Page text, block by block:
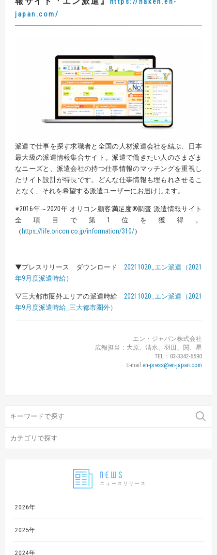
ニュースリリース
2026年
2025年
2024年
japan.com/
派遣で仕事を探す求職者と全国の人材派遣会社を結ぶ、日本
最大級の派遣情報集合サイト。派遣で働きたい人のさまざま
なニーズと、派遣会社の持つ仕事情報のマッチングを重視し
たサイト設計が特長です。どんな仕事情報も埋もれさせるこ
となく、それを希望する派遣ユーザーにお届けします。
※2016年～2020年 オリコン顧客満足度®調査 派遣情報サイト
全項目で第1位を獲得。
（ https://life.oricon.co.jp/information/310/）
▼プレスリリース ダウンロード 20211020_エン派遣（2021
年9月度派遣時給）
▽三大都市圏外エリアの派遣時給 20211020_エン派遣（2021
年9月度派遣時給_三大都市圏外）
エン・ジャパン株式会社
広報担当：大原、清水、羽田、関、星
TEL：03-3342-6590
E-mail:en-press@en-japan.com